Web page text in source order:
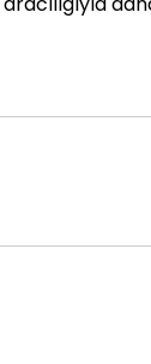
aracılığıyla